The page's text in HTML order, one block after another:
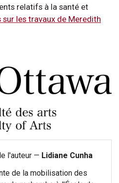
relatifs à la santé et
sur les travaux de Meredith
l'auteur — Lidiane Cunha
de la mobilisation des